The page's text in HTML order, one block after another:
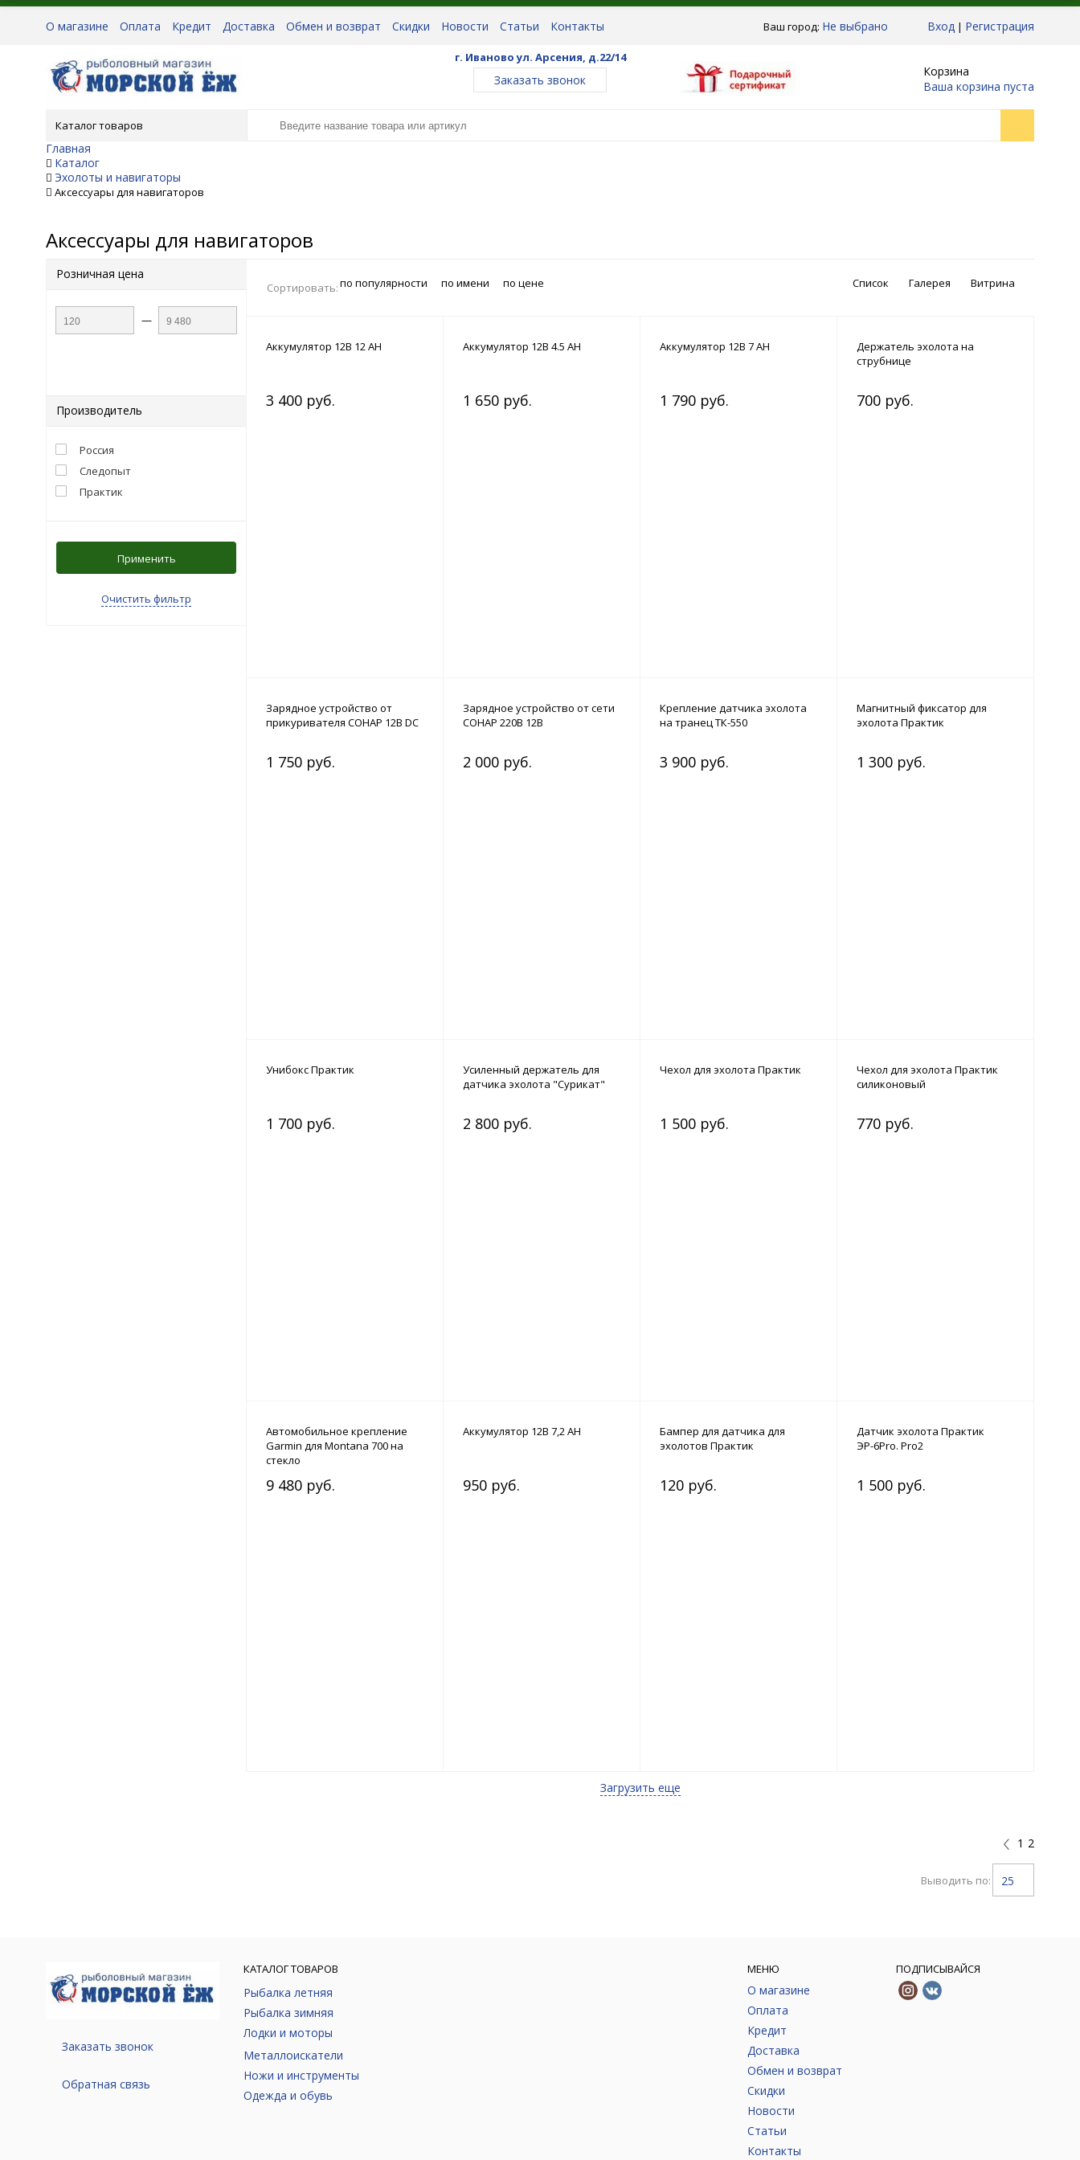
Ваш город: Не выбрано Вход | Регистрация
О магазине Оплата Кредит Доставка Обмен и возврат Скидки Новости Статьи Контакты
г. Иваново ул. Арсения, д.22/14
Заказать звонок
Корзина
Ваша корзина пуста
Каталог товаров
Главная
Каталог
Эхолоты и навигаторы
Аксессуары для навигаторов
Аксессуары для навигаторов
Розничная цена
—
Производитель
Россия
Следопыт
Практик
Применить
Очистить фильтр
Список Галерея Витрина
Сортировать:по популярности по имени по цене
Аккумулятор 12В 12 АН
3 400 руб.
Аккумулятор 12В 4.5 АН
1 650 руб.
Аккумулятор 12В 7 АН
1 790 руб.
Держатель эхолота на
струбнице
700 руб.
Зарядное устройство от
прикуривателя СОНАР 12В DC
1 750 руб.
Зарядное устройство от сети
СОНАР 220В 12В
2 000 руб.
Крепление датчика эхолота
на транец ТК-550
3 900 руб.
Магнитный фиксатор для
эхолота Практик
1 300 руб.
Унибокс Практик
1 700 руб.
Усиленный держатель для
датчика эхолота "Сурикат"
2 800 руб.
Чехол для эхолота Практик
1 500 руб.
Чехол для эхолота Практик
силиконовый
770 руб.
Автомобильное крепление
Garmin для Montana 700 на
стекло
9 480 руб.
Аккумулятор 12В 7,2 АН
950 руб.
Бампер для датчика для
эхолотов Практик
120 руб.
Датчик эхолота Практик
ЭР-6Pro. Pro2
1 500 руб.
Загрузить еще
1 2
Выводить по: 25
Заказать звонок
Обратная связь
КАТАЛОГ ТОВАРОВ
Рыбалка летняя
Рыбалка зимняя
Лодки и моторы
Металлоискатели
Ножи и инструменты
Одежда и обувь
МЕНЮ
О магазине
Оплата
Кредит
Доставка
Обмен и возврат
Скидки
Новости
Статьи
Контакты
ПОДПИСЫВАЙСЯ